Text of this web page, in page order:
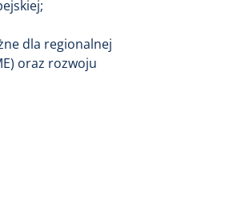
dla regionalnej
oraz rozwoju